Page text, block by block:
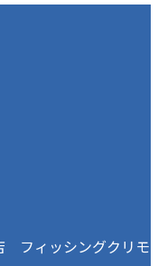
フィッシングクリモ